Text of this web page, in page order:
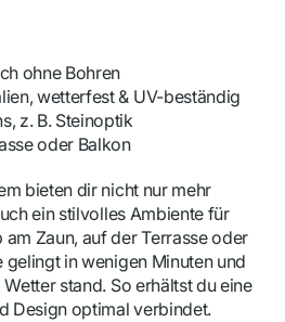
ohne Bohren
wetterfest & UV-beständig
z. B. Steinoptik
oder Balkon
bieten dir nicht nur mehr
ein stilvolles Ambiente für
Zaun, auf der Terrasse oder
in wenigen Minuten und
stand. So erhältst du eine
Design optimal verbindet.